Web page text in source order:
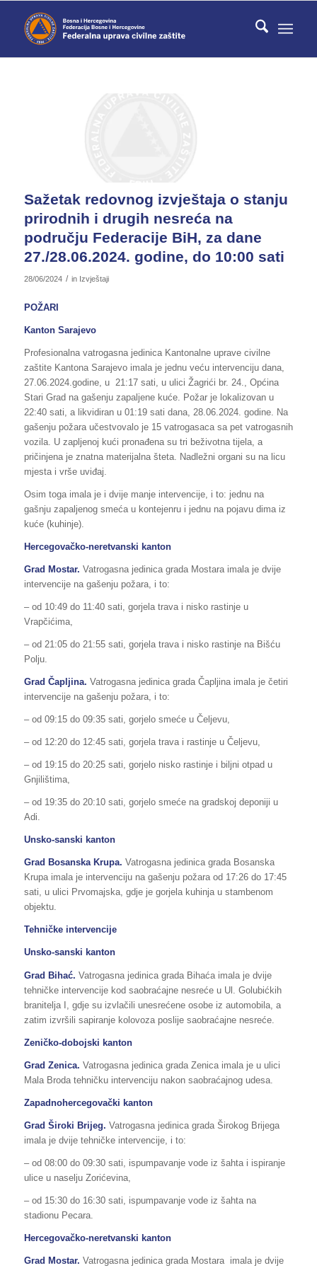
Sažetak redovnog izvještaja o stanju
prirodnih i drugih nesreća na
području Federacije BiH, za dane
27./28.06.2024. godine, do 10:00 sati
28/06/2024 / in Izvještaji
POŽARI
Kanton Sarajevo
Profesionalna vatrogasna jedinica Kantonalne uprave civilne
zaštite Kantona Sarajevo imala je jednu veću intervenciju dana,
27.06.2024.godine, u 21:17 sati, u ulici Žagrići br. 24., Općina
Stari Grad na gašenju zapaljene kuće. Požar je lokalizovan u
22:40 sati, a likvidiran u 01:19 sati dana, 28.06.2024. godine. Na
gašenju požara učestvovalo je 15 vatrogasaca sa pet vatrogasnih
vozila. U zapljenoj kući pronađena su tri beživotna tijela, a
pričinjena je znatna materijalna šteta. Nadležni organi su na licu
mjesta i vrše uviđaj.
Osim toga imala je i dvije manje intervencije, i to: jednu na
gašnju zapaljenog smeća u kontejenru i jednu na pojavu dima iz
kuće (kuhinje).
Hercegovačko-neretvanski kanton
Grad Mostar. Vatrogasna jedinica grada Mostara imala je dvije
intervencije na gašenju požara, i to:
– od 10:49 do 11:40 sati, gorjela trava i nisko rastinje u
Vrapčićima,
– od 21:05 do 21:55 sati, gorjela trava i nisko rastinje na Bišću
Polju.
Grad Čapljina. Vatrogasna jedinica grada Čapljina imala je četiri
intervencije na gašenju požara, i to:
– od 09:15 do 09:35 sati, gorjelo smeće u Čeljevu,
– od 12:20 do 12:45 sati, gorjela trava i rastinje u Čeljevu,
– od 19:15 do 20:25 sati, gorjelo nisko rastinje i biljni otpad u
Gnjilištima,
– od 19:35 do 20:10 sati, gorjelo smeće na gradskoj deponiji u
Adi.
Unsko-sanski kanton
Grad Bosanska Krupa. Vatrogasna jedinica grada Bosanska
Krupa imala je intervenciju na gašenju požara od 17:26 do 17:45
sati, u ulici Prvomajska, gdje je gorjela kuhinja u stambenom
objektu.
Tehničke intervencije
Unsko-sanski kanton
Grad Bihać. Vatrogasna jedinica grada Bihaća imala je dvije
tehničke intervencije kod saobraćajne nesreće u Ul. Golubićkih
branitelja I, gdje su izvlačili unesrećene osobe iz automobila, a
zatim izvršili sapiranje kolovoza poslije saobraćajne nesreće.
Zeničko-dobojski kanton
Grad Zenica. Vatrogasna jedinica grada Zenica imala je u ulici
Mala Broda tehničku intervenciju nakon saobraćajnog udesa.
Zapadnohercegovački kanton
Grad Široki Brijeg. Vatrogasna jedinica grada Širokog Brijega
imala je dvije tehničke intervencije, i to:
– od 08:00 do 09:30 sati, ispumpavanje vode iz šahta i ispiranje
ulice u naselju Zorićevina,
– od 15:30 do 16:30 sati, ispumpavanje vode iz šahta na
stadionu Pecara.
Hercegovačko-neretvanski kanton
Grad Mostar. Vatrogasna jedinica grada Mostara imala je dvije